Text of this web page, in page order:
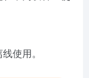
使用。